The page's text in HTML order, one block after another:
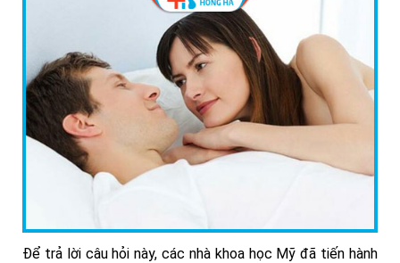
Để trả lời câu hỏi này, các nhà khoa học Mỹ đã tiến hành